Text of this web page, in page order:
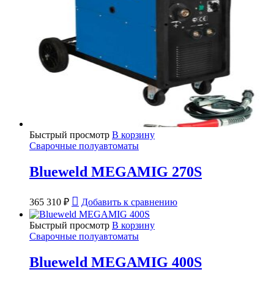
Быстрый просмотр В корзину
Сварочные полуавтоматы
Blueweld MEGAMIG 270S
365 310 ₽ Добавить к сравнению
Быстрый просмотр В корзину
Сварочные полуавтоматы
Blueweld MEGAMIG 400S